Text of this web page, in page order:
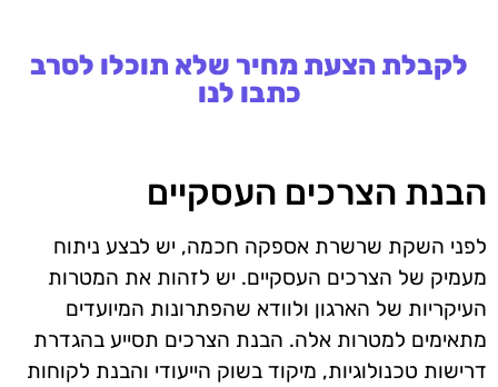
לקבלת הצעת מחיר שלא תוכלו לסרב
כתבו לנו
הבנת הצרכים העסקיים
לפני השקת שרשרת אספקה חכמה, יש לבצע ניתוח
מעמיק של הצרכים העסקיים. יש לזהות את המטרות
העיקריות של הארגון ולוודא שהפתרונות המיועדים
מתאימים למטרות אלה. הבנת הצרכים תסייע בהגדרת
דרישות טכנולוגיות, מיקוד בשוק הייעודי והבנת לקוחות